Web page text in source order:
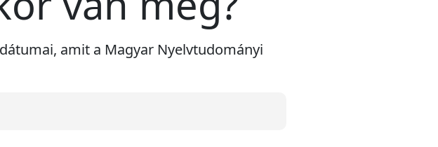
amit a Magyar Nyelvtudományi